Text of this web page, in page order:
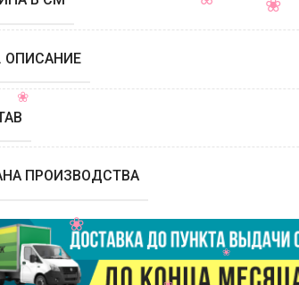
ОПИСАНИЕ
ПРОИЗВОДСТВА